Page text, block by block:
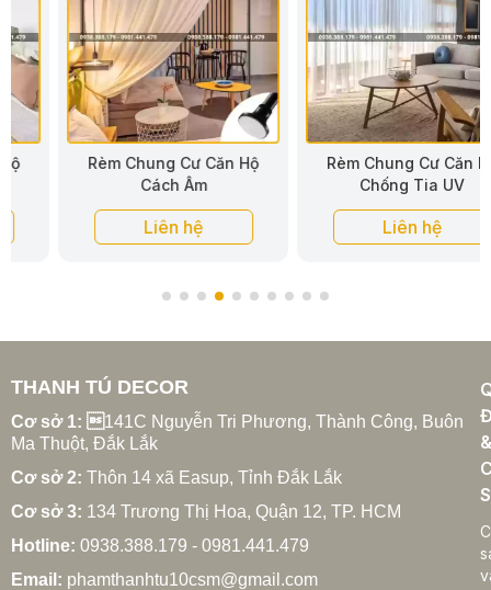
Rèm Chung Cư Căn Hộ
Cách Âm
Liên hệ
Rèm Chung Cư Căn Hộ
Chống Tia UV
Liên hệ
THANH TÚ DECOR
Cơ sở 1: 141C Nguyễn Tri Phương, Thành Công, Buôn
Ma Thuột, Đắk Lắk
Cơ sở 2: Thôn 14 xã Easup, Tỉnh Đắk Lắk
Cơ sở 3: 134 Trương Thị Hoa, Quận 12, TP. HCM
Hotline: 0938.388.179 - 0981.441.479
Email: phamthanhtu10csm@gmail.com
&